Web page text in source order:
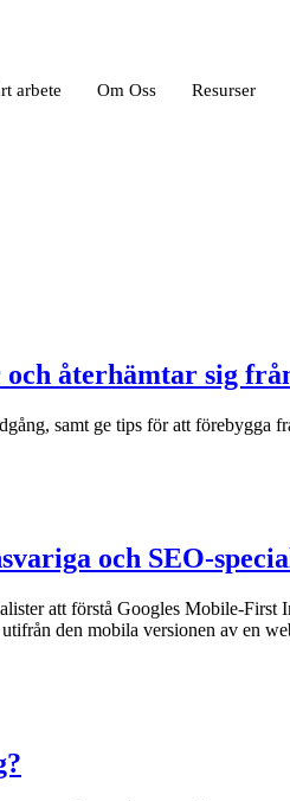
arbete Om Oss Resurser
återhämtar sig
samt ge tips för att förebygga
och SEO-
att förstå Googles Mobile-
den mobila versionen av en